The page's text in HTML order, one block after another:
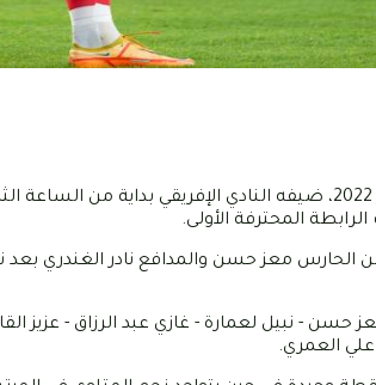
يستقبل نجم المتلوي اليوم الأحد 11 ديسمبر 2022، ضيفه النادي
المحترفة الأولى.
معز حسن والمدافع نادر الغندري بعد
حسن - نبيل لعمارة - غازي عبد الرزاق - عزيز
العمري.